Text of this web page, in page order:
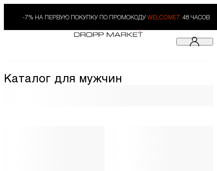
-7% НА ПЕРВУЮ ПОКУПКУ ПО ПРОМОКОДУ WELCOME7. 48 ЧАСОВ
Каталог для мужчин